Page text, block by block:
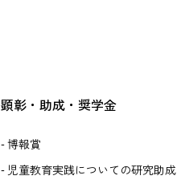
顕彰・助成・奨学金
博報賞
児童教育実践についての研究助成